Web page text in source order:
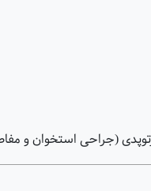
(جراحی استخوان و